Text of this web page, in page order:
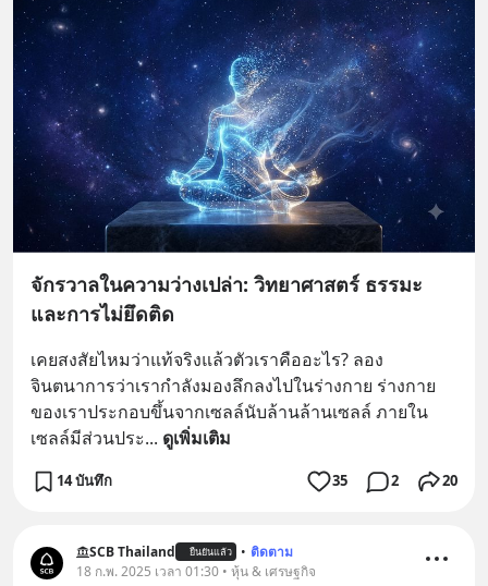
จักรวาลในความว่างเปล่า: วิทยาศาสตร์ ธรรมะ
และการไม่ยึดติด
เคยสงสัยไหมว่าแท้จริงแล้วตัวเราคืออะไร? ลอง
จินตนาการว่าเรากำลังมองลึกลงไปในร่างกาย ร่างกาย
ของเราประกอบขึ้นจากเซลล์นับล้านล้านเซลล์ ภายใน
เซลล์มีส่วนประ... ดูเพิ่มเติม
14 บันทึก 35 2 20
SCB Thailand ยืนยันแล้ว • ติดตาม
18 ก.พ. 2025 เวลา 01:30 • หุ้น & เศรษฐกิจ